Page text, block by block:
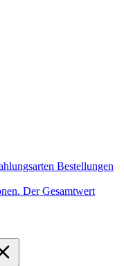
Bestellungen
Der Gesamtwert